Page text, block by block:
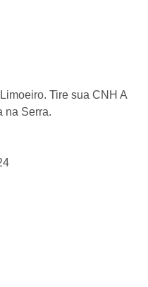
Tire sua CNH A
na Serra.